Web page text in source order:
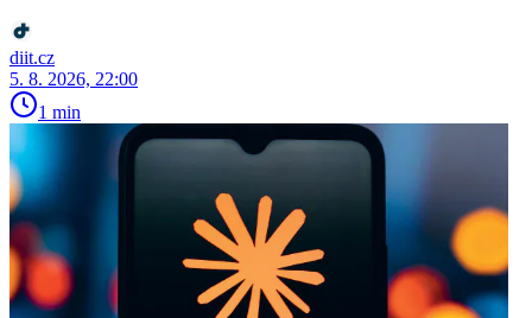
diit.cz
5. 8. 2026, 22:00
1 min